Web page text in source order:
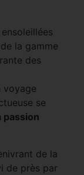
de la gamme
des
voyage
se
passion
de la
de près par